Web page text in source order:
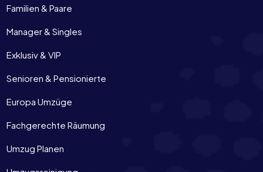
Familien & Paare
Manager & Singles
Exklusiv & VIP
Senioren & Pensionierte
Europa Umzüge
Fachgerechte Räumung
Umzug Planen